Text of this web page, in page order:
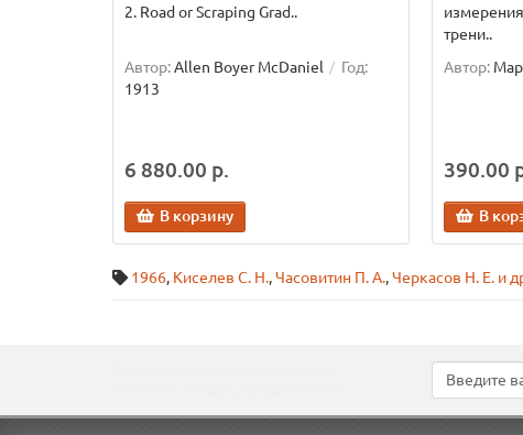
2. Road or Scraping Grad..
Автор:Allen Boyer McDaniel
Год:
1913
6 880.00 р.
В корзину
трени..
Автор:
390.00
В
1966, Киселев С. Н.,Часовитин П. А.,Черкасов Н. Е. и